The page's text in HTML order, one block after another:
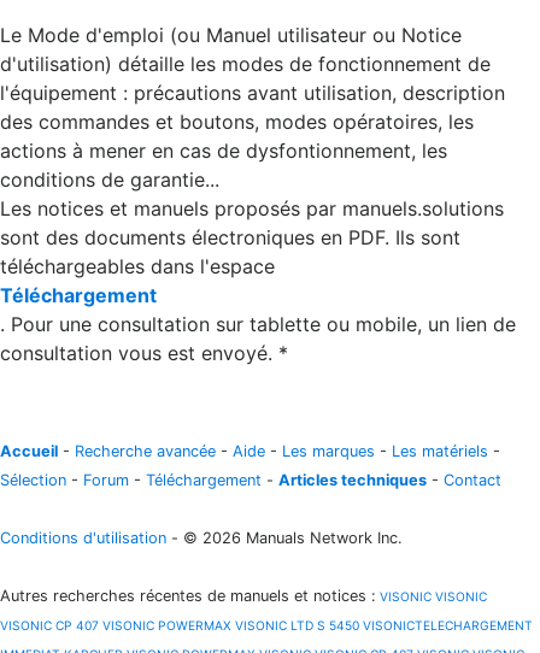
Le Mode d'emploi (ou Manuel utilisateur ou Notice
d'utilisation) détaille les modes de fonctionnement de
l'équipement : précautions avant utilisation, description
des commandes et boutons, modes opératoires, les
actions à mener en cas de dysfontionnement, les
conditions de garantie...
Les notices et manuels proposés par manuels.solutions
sont des documents électroniques en PDF. Ils sont
téléchargeables dans l'espace
Téléchargement
. Pour une consultation sur tablette ou mobile, un lien de
consultation vous est envoyé. *
Accueil - Recherche avancée - Aide - Les marques - Les matériels -
Sélection - Forum - Téléchargement - Articles techniques - Contact
Conditions d'utilisation - © 2026 Manuals Network Inc.
Autres recherches récentes de manuels et notices : VISONIC VISONIC
VISONIC CP 407 VISONIC POWERMAX VISONIC LTD S 5450 VISONICTELECHARGEMENT